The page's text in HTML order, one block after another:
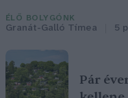
ÉLŐ BOLYGÓNK
Granát-Galló Tímea 5
Pár